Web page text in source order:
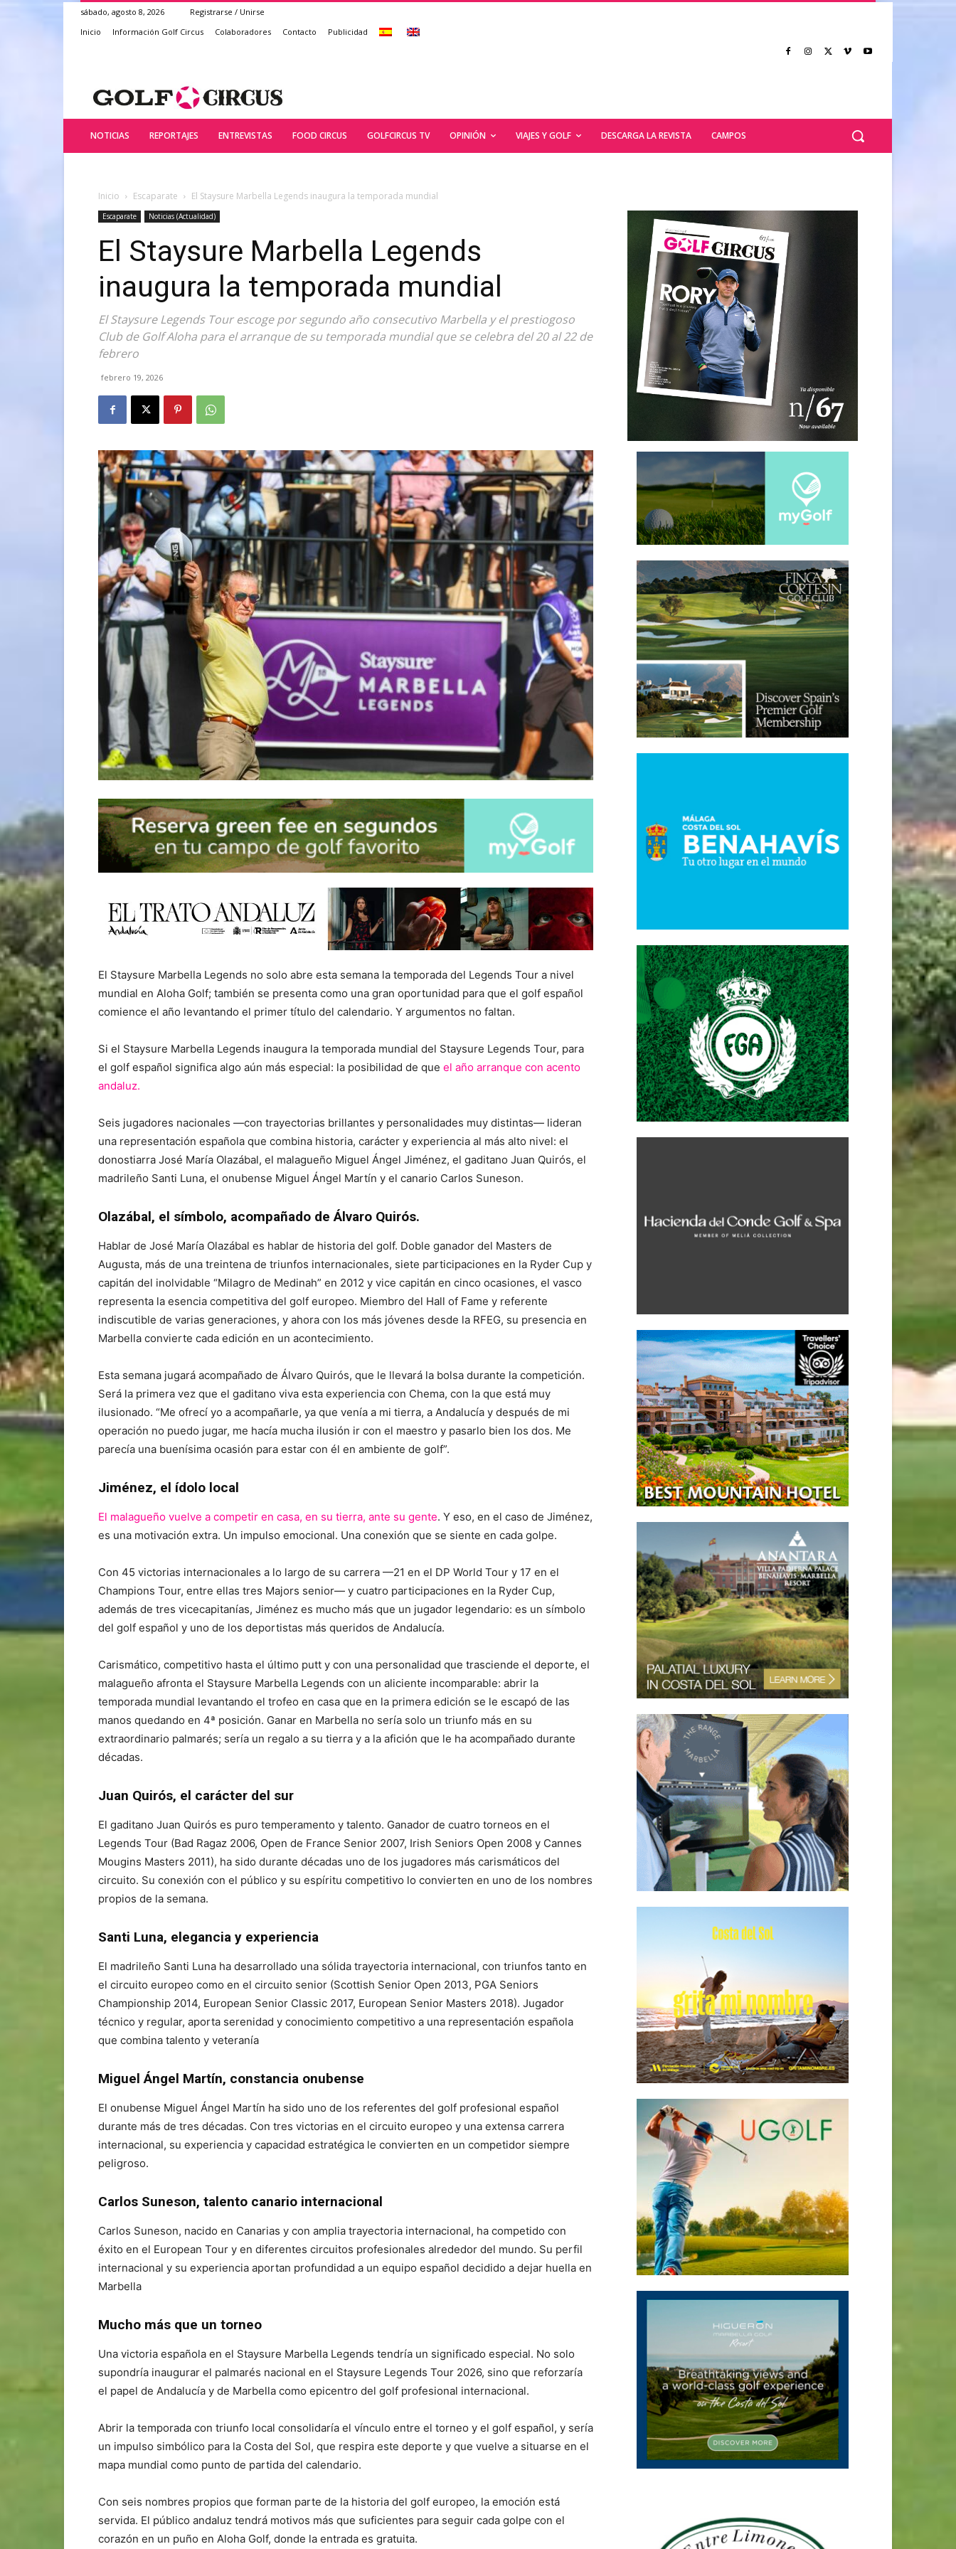
sábado, agosto 8, 2026
Registrarse / Unirse
Inicio
Información Golf Circus Colaboradores Contacto Publicidad
NOTICIAS REPORTAJES ENTREVISTAS FOOD CIRCUS GOLFCIRCUS TV OPINIÓN VIAJES Y GOLF DESCARGA LA REVISTA CAMPOS
Inicio Escaparate El Staysure Marbella Legends inaugura la temporada mundial
Escaparate Noticias (Actualidad)
El Staysure Marbella Legends
inaugura la temporada mundial
El Staysure Legends Tour escoge por segundo año consecutivo Marbella y el prestiogoso
Club de Golf Aloha para el arranque de su temporada mundial que se celebra del 20 al 22 de
febrero
febrero 19, 2026
El Staysure Marbella Legends no solo abre esta semana la temporada del Legends Tour a nivel
mundial en Aloha Golf; también se presenta como una gran oportunidad para que el golf español
comience el año levantando el primer título del calendario. Y argumentos no faltan.
Si el Staysure Marbella Legends inaugura la temporada mundial del Staysure Legends Tour, para
el golf español significa algo aún más especial: la posibilidad de que el año arranque con acento
andaluz.
Seis jugadores nacionales —con trayectorias brillantes y personalidades muy distintas— lideran
una representación española que combina historia, carácter y experiencia al más alto nivel: el
donostiarra José María Olazábal, el malagueño Miguel Ángel Jiménez, el gaditano Juan Quirós, el
madrileño Santi Luna, el onubense Miguel Ángel Martín y el canario Carlos Suneson.
Olazábal, el símbolo, acompañado de Álvaro Quirós.
Hablar de José María Olazábal es hablar de historia del golf. Doble ganador del Masters de
Augusta, más de una treintena de triunfos internacionales, siete participaciones en la Ryder Cup y
capitán del inolvidable “Milagro de Medinah” en 2012 y vice capitán en cinco ocasiones, el vasco
representa la esencia competitiva del golf europeo. Miembro del Hall of Fame y referente
indiscutible de varias generaciones, y ahora con los más jóvenes desde la RFEG, su presencia en
Marbella convierte cada edición en un acontecimiento.
Esta semana jugará acompañado de Álvaro Quirós, que le llevará la bolsa durante la competición.
Será la primera vez que el gaditano viva esta experiencia con Chema, con la que está muy
ilusionado. “Me ofrecí yo a acompañarle, ya que venía a mi tierra, a Andalucía y después de mi
operación no puedo jugar, me hacía mucha ilusión ir con el maestro y pasarlo bien los dos. Me
parecía una buenísima ocasión para estar con él en ambiente de golf”.
Jiménez, el ídolo local
El malagueño vuelve a competir en casa, en su tierra, ante su gente. Y eso, en el caso de Jiménez,
es una motivación extra. Un impulso emocional. Una conexión que se siente en cada golpe.
Con 45 victorias internacionales a lo largo de su carrera —21 en el DP World Tour y 17 en el
Champions Tour, entre ellas tres Majors senior— y cuatro participaciones en la Ryder Cup,
además de tres vicecapitanías, Jiménez es mucho más que un jugador legendario: es un símbolo
del golf español y uno de los deportistas más queridos de Andalucía.
Carismático, competitivo hasta el último putt y con una personalidad que trasciende el deporte, el
malagueño afronta el Staysure Marbella Legends con un aliciente incomparable: abrir la
temporada mundial levantando el trofeo en casa que en la primera edición se le escapó de las
manos quedando en 4ª posición. Ganar en Marbella no sería solo un triunfo más en su
extraordinario palmarés; sería un regalo a su tierra y a la afición que le ha acompañado durante
décadas.
Juan Quirós, el carácter del sur
El gaditano Juan Quirós es puro temperamento y talento. Ganador de cuatro torneos en el
Legends Tour (Bad Ragaz 2006, Open de France Senior 2007, Irish Seniors Open 2008 y Cannes
Mougins Masters 2011), ha sido durante décadas uno de los jugadores más carismáticos del
circuito. Su conexión con el público y su espíritu competitivo lo convierten en uno de los nombres
propios de la semana.
Santi Luna, elegancia y experiencia
El madrileño Santi Luna ha desarrollado una sólida trayectoria internacional, con triunfos tanto en
el circuito europeo como en el circuito senior (Scottish Senior Open 2013, PGA Seniors
Championship 2014, European Senior Classic 2017, European Senior Masters 2018). Jugador
técnico y regular, aporta serenidad y conocimiento competitivo a una representación española
que combina talento y veteranía
Miguel Ángel Martín, constancia onubense
El onubense Miguel Ángel Martín ha sido uno de los referentes del golf profesional español
durante más de tres décadas. Con tres victorias en el circuito europeo y una extensa carrera
internacional, su experiencia y capacidad estratégica le convierten en un competidor siempre
peligroso.
Carlos Suneson, talento canario internacional
Carlos Suneson, nacido en Canarias y con amplia trayectoria internacional, ha competido con
éxito en el European Tour y en diferentes circuitos profesionales alrededor del mundo. Su perfil
internacional y su experiencia aportan profundidad a un equipo español decidido a dejar huella en
Marbella
Mucho más que un torneo
Una victoria española en el Staysure Marbella Legends tendría un significado especial. No solo
supondría inaugurar el palmarés nacional en el Staysure Legends Tour 2026, sino que reforzaría
el papel de Andalucía y de Marbella como epicentro del golf profesional internacional.
Abrir la temporada con triunfo local consolidaría el vínculo entre el torneo y el golf español, y sería
un impulso simbólico para la Costa del Sol, que respira este deporte y que vuelve a situarse en el
mapa mundial como punto de partida del calendario.
Con seis nombres propios que forman parte de la historia del golf europeo, la emoción está
servida. El público andaluz tendrá motivos más que suficientes para seguir cada golpe con el
corazón en un puño en Aloha Golf, donde la entrada es gratuita.